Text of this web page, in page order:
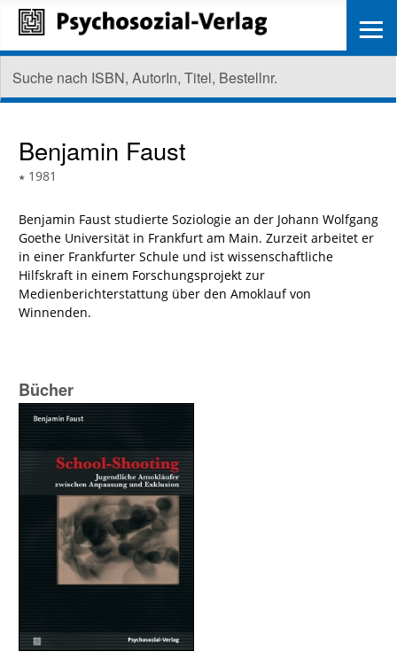
Benjamin Faust
∗ 1981
Benjamin Faust studierte Soziologie an der Johann Wolfgang
Goethe Universität in Frankfurt am Main. Zurzeit arbeitet er
in einer Frankfurter Schule und ist wissenschaftliche
Hilfskraft in einem Forschungsprojekt zur
Medienberichterstattung über den Amoklauf von
Winnenden.
Bücher
≡